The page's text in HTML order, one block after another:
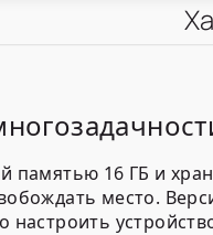
памятью 16 ГБ и
место.
настроить